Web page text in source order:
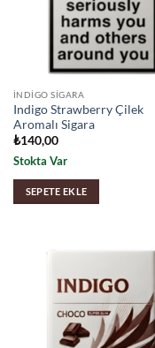
İNDIGO SIGARA
Indigo Strawberry Çilek
Aromalı Sigara
₺140,00
Stokta Var
SEPETE EKLE